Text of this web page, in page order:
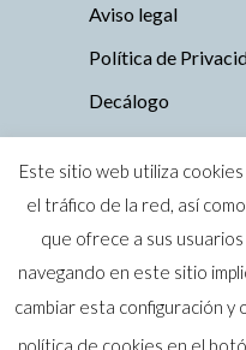
Aviso legal
Política de
Decálogo
Todos los
perro es
Marca Nacional nº
Este sitio web utiliza
el tráfico de la red, así
que ofrece a sus
navegando en este sitio
cambiar esta configuración
política de cookies en el